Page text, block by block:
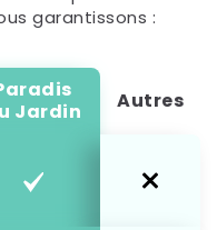
garantissons :
Jardin
Autres